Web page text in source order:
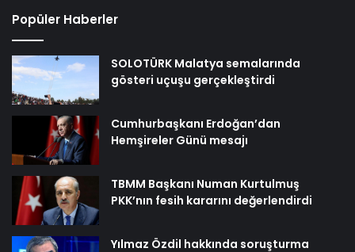
Popüler Haberler
SOLOTÜRK Malatya semalarında
gösteri uçuşu gerçekleştirdi
Cumhurbaşkanı Erdoğan’dan
Hemşireler Günü mesajı
TBMM Başkanı Numan Kurtulmuş
PKK’nın fesih kararını değerlendirdi
Yılmaz Özdil hakkında soruşturma